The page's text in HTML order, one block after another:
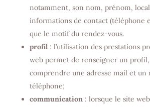
notamment, son nom, prénom,
informations de contact (téléphone
que le motif du rendez-vous.
profil : l’utilisation des prestations
web permet de renseigner un
comprendre une adresse mail et un
téléphone;
communication : lorsque le site